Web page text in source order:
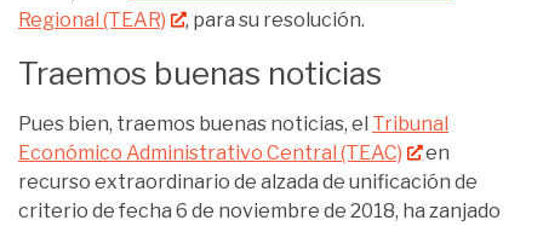
Regional (TEAR)
, para su resolución.
Traemos buenas noticias
Pues bien, traemos buenas noticias, el Tribunal
Económico Administrativo Central (TEAC)
en
recurso extraordinario de alzada de unificación de
criterio de fecha 6 de noviembre de 2018, ha zanjado